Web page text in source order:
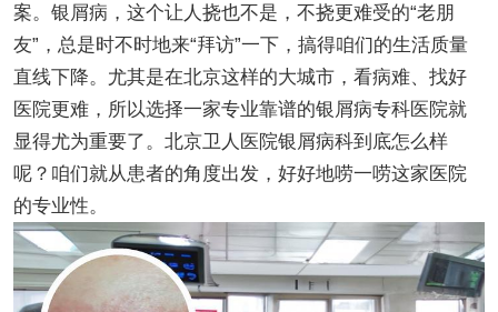
案。银屑病，这个让人挠也不是，不挠更难受的“老朋
友”，总是时不时地来“拜访”一下，搞得咱们的生活质量
直线下降。尤其是在北京这样的大城市，看病难、找好
医院更难，所以选择一家专业靠谱的银屑病专科医院就
显得尤为重要了。北京卫人医院银屑病科到底怎么样
呢？咱们就从患者的角度出发，好好地唠一唠这家医院
的专业性。